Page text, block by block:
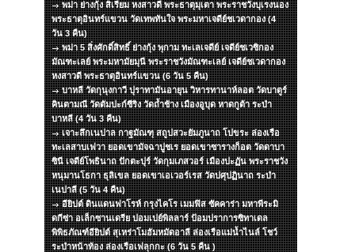
พม่า ย่างกุ้ง สิเรียม หงสาวดี พระธาตุมุเตา พระราชวังบุเรงนอง
พระธาตุอินทร์แขวน วัดเทพทันใจ พระมหาเจดีย์ชเวดากอง (4
วัน 3 คืน)
พม่า 5 สิ่งศักดิ์สิทธิ์ ย่างกุ้ง พุกาม ทะเลเจดีย์ เจดีย์ชเวซิกอง
มัณฑะเลย์ พระมหามัยมุนี พระราชวังมัณฑะเลย์ เจดีย์ชเวดากอง
หงสาวดี พระธาตุอินทร์แขวน (6 วัน 5 คืน)
บาหลี วัดกุนุงกาวี ปุราทามันอายุน วิหารทานาห์ลอต วัดบาตูร์
คินตามณี วัดตัมปะก์ซีริง วัดถ้ำช้าง เมืองอูบุด หาดกูต้า ระบำ
บาหลี (4 วัน 3 คืน)
เจาะลึกเนปาล กาฐมัณฑุ สถูปสวะยัมภูนาถ โปขระ ล่องเรือ
ทะเลสาบเฟวา ยอดเขามัจฉาปูชเร ยอดเขาซารางก็อต วัดดาบา
ซินี เจดีย์โพธินาถ ปักตะปุร์ วัดกุมเภสวอร์ เมืองปะฏัน พระราชวัง
หนุมานโธกา ธุลิเขล ยอดเขาเอเวอร์เรส วัดปศุปฏินาถ ระบำ
เนปาลี (5 วัน 4 คืน)
อียิปต์ ดินแดนฟาโรห์ กรุงไคโร เมมฟิส ซัคคาร่า มหาพีระมิ
ดกีซ่า อเล็กซานเดรีย ปอมเปย์พิลลาร์ ป้อมปราการซิทาเดล
พิพิธภัณฑ์อียิปต์ สุเหร่าโมฮัมหมัดอาลี ล่องเรือแม่น้ำไนล์ โชว์
ระบำหน้าท้อง ล่องเรือเฟลุกกะ (6 วัน 5 คืน )